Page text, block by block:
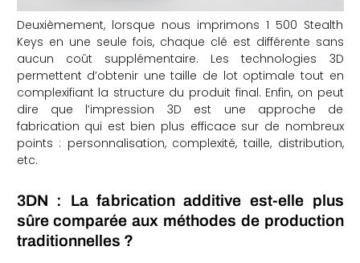
Deuxièmement, lorsque nous imprimons 1 500 Stealth
Keys en une seule fois, chaque clé est différente sans
aucun coût supplémentaire. Les technologies 3D
permettent d’obtenir une taille de lot optimale tout en
complexifiant la structure du produit final. Enfin, on peut
dire que l’impression 3D est une approche de
fabrication qui est bien plus efficace sur de nombreux
points : personnalisation, complexité, taille, distribution,
etc.
3DN : La fabrication additive est-elle plus
sûre comparée aux méthodes de production
traditionnelles ?